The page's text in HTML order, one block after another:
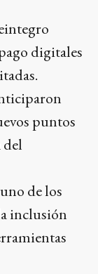
digitales
puntos
del
de los
inclusión